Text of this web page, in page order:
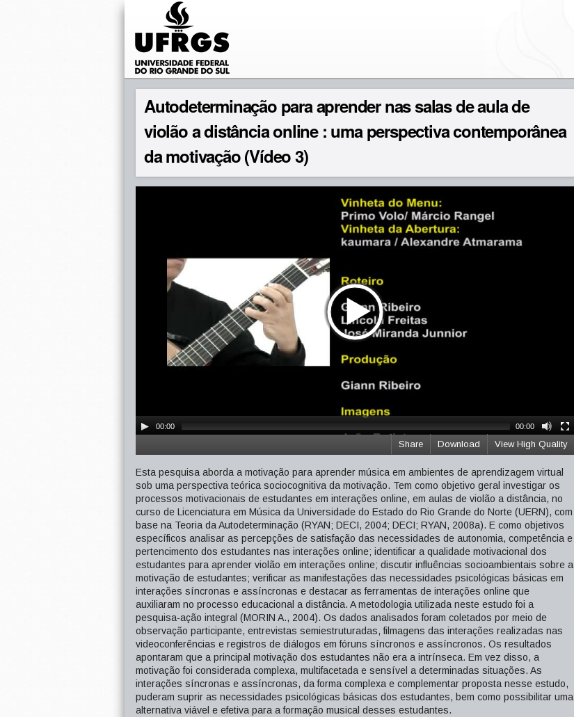
Autodeterminação para aprender nas salas de aula de
violão a distância online : uma perspectiva contemporânea
da motivação (Vídeo 3)
00:00 00:00
View High Quality
Download
Share
Esta pesquisa aborda a motivação para aprender música em ambientes de aprendizagem virtual
sob uma perspectiva teórica sociocognitiva da motivação. Tem como objetivo geral investigar os
processos motivacionais de estudantes em interações online, em aulas de violão a distância, no
curso de Licenciatura em Música da Universidade do Estado do Rio Grande do Norte (UERN), com
base na Teoria da Autodeterminação (RYAN; DECI, 2004; DECI; RYAN, 2008a). E como objetivos
específicos analisar as percepções de satisfação das necessidades de autonomia, competência e
pertencimento dos estudantes nas interações online; identificar a qualidade motivacional dos
estudantes para aprender violão em interações online; discutir influências socioambientais sobre a
motivação de estudantes; verificar as manifestações das necessidades psicológicas básicas em
interações síncronas e assíncronas e destacar as ferramentas de interações online que
auxiliaram no processo educacional a distância. A metodologia utilizada neste estudo foi a
pesquisa-ação integral (MORIN A., 2004). Os dados analisados foram coletados por meio de
observação participante, entrevistas semiestruturadas, filmagens das interações realizadas nas
videoconferências e registros de diálogos em fóruns síncronos e assíncronos. Os resultados
apontaram que a principal motivação dos estudantes não era a intrínseca. Em vez disso, a
motivação foi considerada complexa, multifacetada e sensível a determinadas situações. As
interações síncronas e assíncronas, da forma complexa e complementar proposta nesse estudo,
puderam suprir as necessidades psicológicas básicas dos estudantes, bem como possibilitar uma
alternativa viável e efetiva para a formação musical desses estudantes.